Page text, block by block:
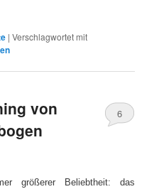
|Verschlagwortet mit
von
6
größerer Beliebtheit: das